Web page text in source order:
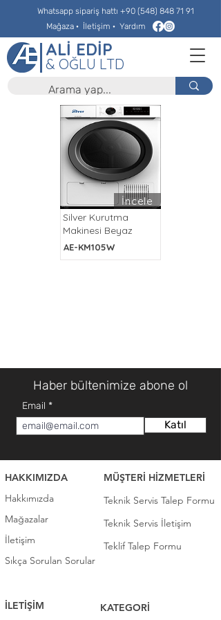
ALİ EDİP
& OĞLU LTD
Whatsapp sipariş hattı +90 (548) 848 71 91
Mağaza · İletişim · Yardım
İncele
Silver Kurutma
Makinesi Beyaz
AE-KM105W
Haber bültenimize abone ol
Email
Katıl
HAKKIMIZDA
Hakkımızda
Mağazalar
İletişim
Sıkça Sorulan Sorular
MÜŞTERİ HİZMETLERİ
Teknik Servis Talep Formu
Teknik Servis İletişim
Teklif Talep Formu
İLETİŞİM
KATEGORİ